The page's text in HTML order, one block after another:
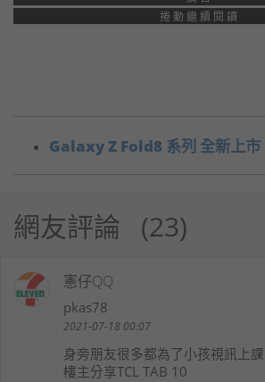
捲動繼續閱讀
Galaxy Z Fold8 系列 全新上市
網友評論 23
憲仔QQ
pkas78
2021-07-18 00:07
身旁朋友很多都為了小孩視訊上
樓主分享TCL TAB 10